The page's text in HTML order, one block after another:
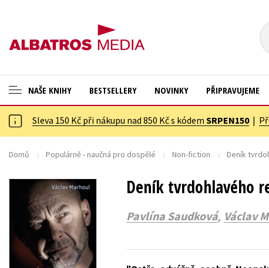
NAŠE KNIHY
ANGLICKÉ KNIHY -20 %
NOVÝ VÝPRODEJ -70 %
ASTERIX S DÁRKEM
🎁DÁRKOVÉ PUBLIKACE
✉️ DÁRKOVÉ POUKAZY
Cestování
Dárkové publikace
Digitální fotografie
Esoterika a duchovní svět
Hobby
BESTSELLERY NOVINKY PŘIPRAVUJEME
Sleva 150 Kč při nákupu nad 850 Kč s kódem SRPEN150|
Domů Populárně - naučná pro dospělé Non-fiction Deník
Deník tvrdohlavého
Pavlína Saudková, Václav